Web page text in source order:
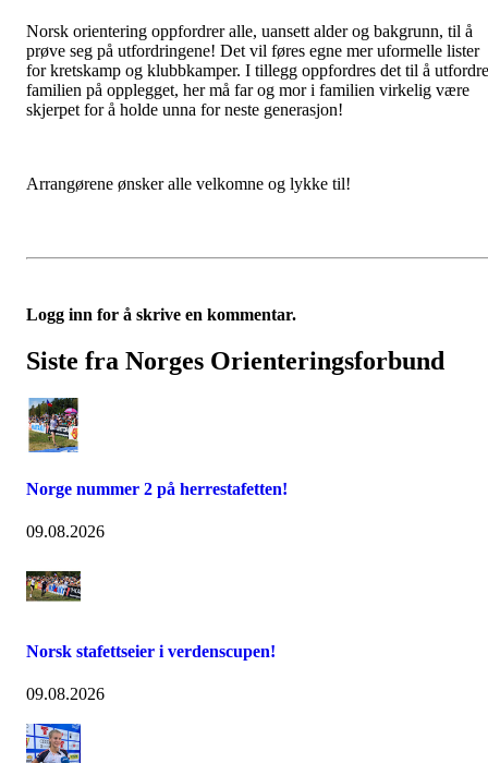
Norsk orientering oppfordrer alle, uansett alder og bakgrunn, til å
prøve seg på utfordringene! Det vil føres egne mer uformelle lister
for kretskamp og klubbkamper. I tillegg oppfordres det til å utfordre
familien på opplegget, her må far og mor i familien virkelig være
skjerpet for å holde unna for neste generasjon!
Arrangørene ønsker alle velkomne og lykke til!
Logg inn for å skrive en kommentar.
Siste fra Norges Orienteringsforbund
Norge nummer 2 på herrestafetten!
09.08.2026
Norsk stafettseier i verdenscupen!
09.08.2026